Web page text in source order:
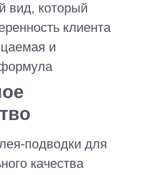
вид, который
клиента
и
подводки для
качества